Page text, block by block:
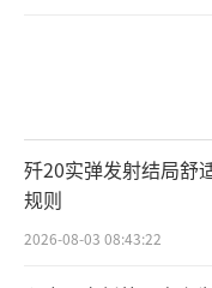
歼20实弹发射结局舒
规则
2026-08-03 08:43:22